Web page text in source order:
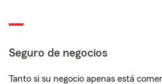
Seguro de negocios
Tanto si su negocio apenas está